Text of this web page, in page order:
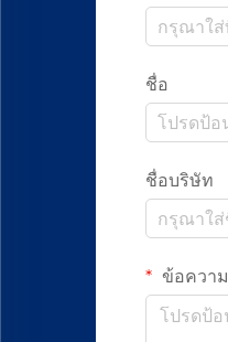
ชื่อ
ชื่อบริษัท
ข้อความ